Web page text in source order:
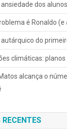
dos alunos
é Ronaldo
autárquico do
climáticas: planos
alcança o